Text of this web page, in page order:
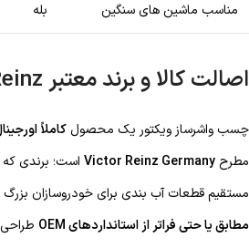
مناسب ماشین های سنگین بله
اصالت کالا و برند معتبر Victor Reinz آلمان
چسب واشرساز ویکتور یک محصول کاملاً
مطرح Victor Reinz Germany است؛ برندی
مستقیم قطعات آب بندی برای خودروسازان
مطابق یا حتی فراتر از استانداردهای OEM